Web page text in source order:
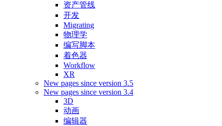
资产管线
开发
Migrating
物理学
编写脚本
着色器
Workflow
XR
New pages since version 3.5
New pages since version 3.4
3D
动画
编辑器